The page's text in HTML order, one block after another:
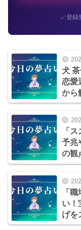
✓登録
犬
恋愛
から
「
予兆
の観
「
い！
げを